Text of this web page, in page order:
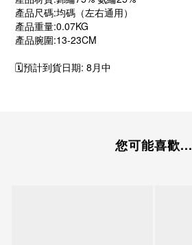
產品尺碼:均碼（左右通用）
產品重量:0.07KG
產品腕圍:13-23CM
🗓️預計到貨日期: 8月中
您可能喜歡...